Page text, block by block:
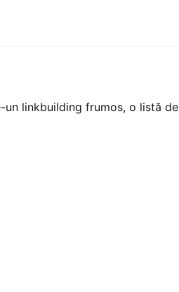
un linkbuilding frumos, o listă de